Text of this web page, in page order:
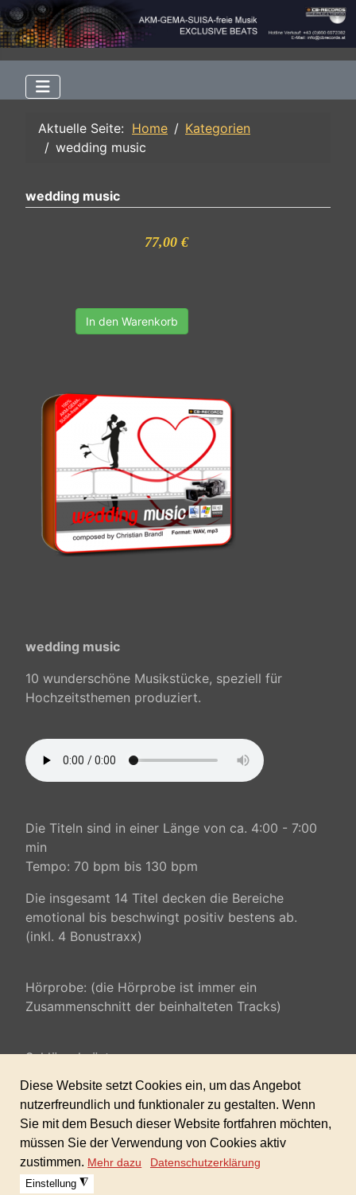
Aktuelle Seite: Home
Kategorien
wedding music
wedding music
77,00 €
In den Warenkorb
wedding music
10 wunderschöne Musikstücke, speziell für
Hochzeitsthemen produziert.
Die Titeln sind in einer Länge von ca. 4:00 - 7:00
min
Tempo: 70 bpm bis 130 bpm
Die insgesamt 14 Titel decken die Bereiche
emotional bis beschwingt positiv bestens ab.
(inkl. 4 Bonustraxx)
Hörprobe: (die Hörprobe ist immer ein
Zusammenschnitt der beinhalteten Tracks)
Schlüsselwörter:
Hochzeitsmusik, Hintergrundmusik, emotional,
beschwingt, positiv, Youtubemusik,
Imagefilm, Präsentationen, modere Musik, Trailer,
Werbespot, Multimedia,
kommerzielle Musik,...
100% AKM/GEMA/SUISA-freie Musik inkl.